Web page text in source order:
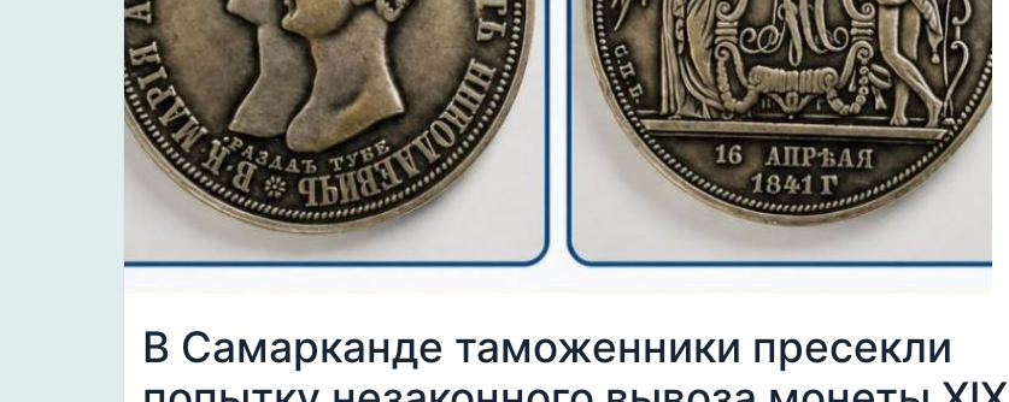
В Самарканде таможенники пресекли